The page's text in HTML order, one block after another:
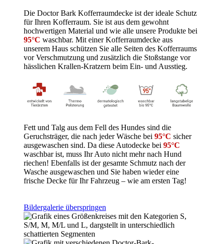
Die Doctor Bark Kofferraumdecke ist der ideale Schutz
für Ihren Kofferraum. Sie ist aus dem gewohnt
hochwertigen Material und wie alle unsere Produkte bei
95°C waschbar. Mit einer Kofferraumdecke aus
unserem Haus schützen Sie alle Seiten des Kofferraums
vor Verschmutzung und zusätzlich die Stoßstange vor
hässlichen Krallen-Kratzern beim Ein- und Ausstieg.
Fett und Talg aus dem Fell des Hundes sind die
Geruchsträger, die nach jeder Wäsche bei 95°C sicher
ausgewaschen sind. Da diese Autodecke bei 95°C
waschbar ist, muss Ihr Auto nicht mehr nach Hund
riechen! Ebenfalls ist der gesamte Schmutz nach der
Wasche ausgewaschen und Sie haben wieder eine
frische Decke für Ihr Fahrzeug – wie am ersten Tag!
Bildergalerie überspringen